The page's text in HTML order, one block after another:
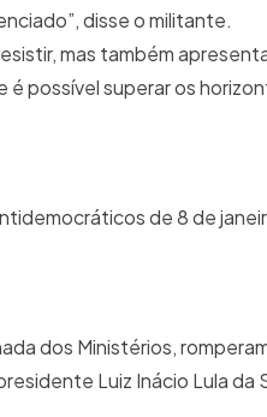
disse o militante.
mas também
é possível superar os
de 8 de
dos Ministérios,
Luiz Inácio Lula da